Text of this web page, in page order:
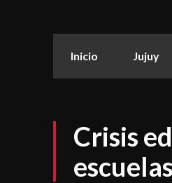
Inicio Jujuy
Crisis